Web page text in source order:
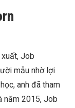
Job
mẫu nhờ lợi
anh đã tham
năm 2015, Job